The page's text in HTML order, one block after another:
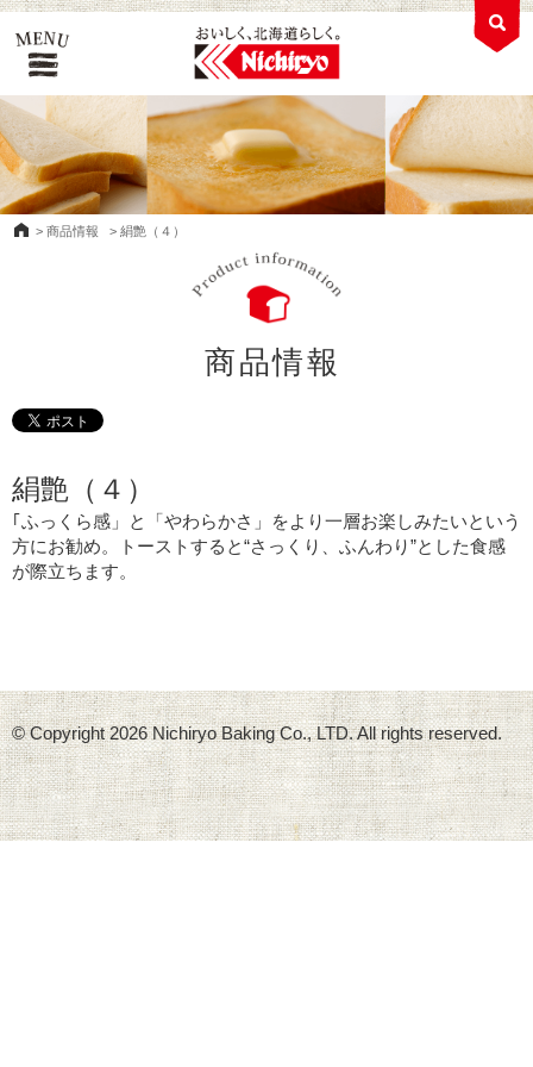
> 商品情報 > 絹艶（４）
商品情報
絹艶（４）
｢ふっくら感」と「やわらかさ」をより一層お楽しみたいという
方にお勧め。トーストすると“さっくり、ふんわり”とした食感
が際立ちます。
© Copyright2026 Nichiryo Baking Co., LTD. All rights reserved.